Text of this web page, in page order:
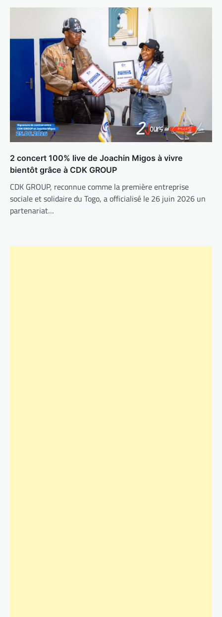
2 concert 100% live de Joachin Migos à vivre
bientôt grâce à CDK GROUP
CDK GROUP, reconnue comme la première entreprise
sociale et solidaire du Togo, a officialisé le 26 juin 2026 un
partenariat…